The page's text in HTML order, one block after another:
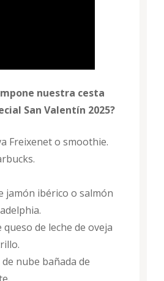
nuestra cesta
San Valentín 2025?
Freixenet o smoothie.
jamón ibérico o salmón
queso de leche de oveja
nube bañada de